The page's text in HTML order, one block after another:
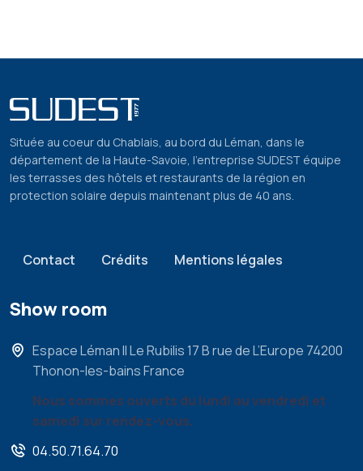
Située au coeur du Chablais, au bord du Léman, dans le
département de la Haute-Savoie, l’entreprise SUDEST équipe
les terrasses des hôtels et restaurants de la région en
protection solaire depuis maintenant plus de 40 ans.
Pied de page
Contact Crédits Mentions légales
Show room
Espace Léman II Le Rubilis 17 B rue de L’Europe 74200
Thonon-les-bains France
Nous sommes ouverts du lundi au vendredi et
samedi sur rendez-vous.
04.50.71.64.70